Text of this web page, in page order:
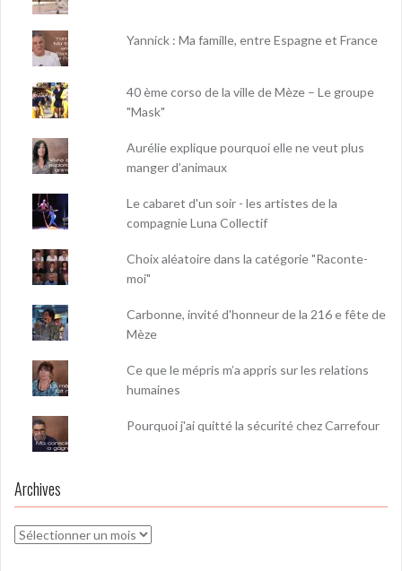
Yannick : Ma famille, entre Espagne et France
40 ème corso de la ville de Mèze – Le groupe
"Mask"
Aurélie explique pourquoi elle ne veut plus
manger d’animaux
Le cabaret d'un soir - les artistes de la
compagnie Luna Collectif
Choix aléatoire dans la catégorie "Raconte-
moi"
Carbonne, invité d'honneur de la 216 e fête de
Mèze
Ce que le mépris m’a appris sur les relations
humaines
Pourquoi j'ai quitté la sécurité chez Carrefour
Archives
Archives